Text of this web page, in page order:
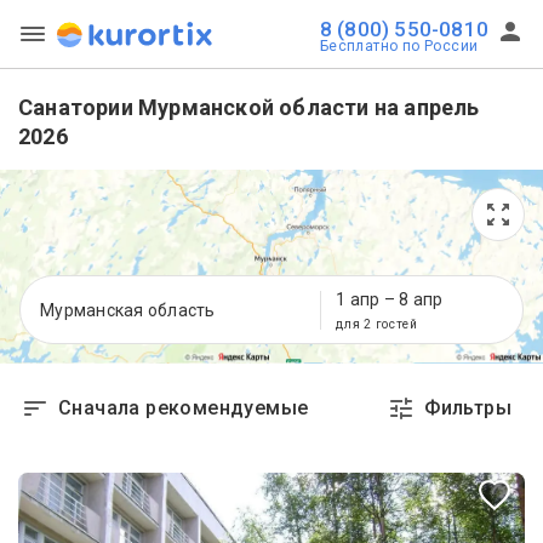
8 (800) 550-0810
Бесплатно по России
Санатории Мурманской области на апрель
2026
Мурманская область
1 апр – 8 апр
для 2 гостей
Сначала рекомендуемые Фильтры